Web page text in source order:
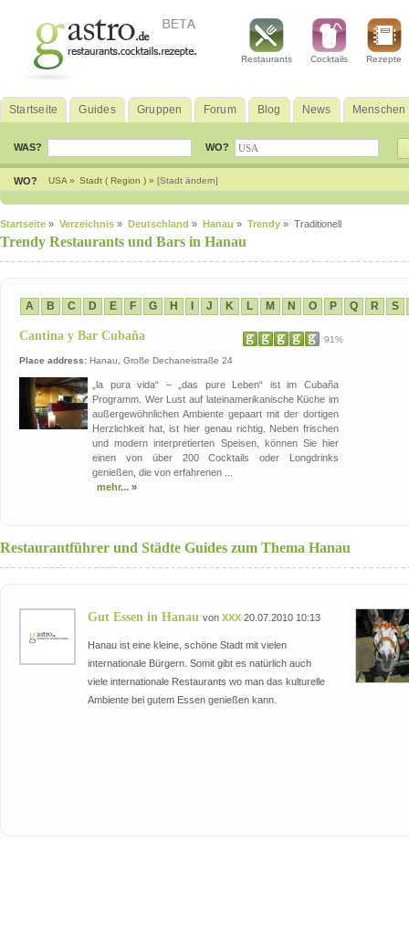
Restaurants Cocktails Rezepte
Startseite Guides Gruppen Forum Blog News Menschen
WAS? WO?
WO? USA » Stadt ( Region ) » [Stadt ändern]
Startseite » Verzeichnis » Deutschland » Hanau » Trendy » Traditionell
Trendy Restaurants und Bars in Hanau
A B C D E F G H J K L M N O P Q R S
Cantina y Bar Cubaña 91%
Place address: Hanau, Große Dechaneistraße 24
„la pura vida“ – „das pure Leben“ ist im Cubaña
Programm. Wer Lust auf lateinamerikanische Küche im
außergewöhnlichen Ambiente gepaart mit der dortigen
Herzlichkeit hat, ist hier genau richtig. Neben frischen
und modern interpretierten Speisen, können Sie hier
einen von über 200 Cocktails oder Longdrinks
genießen, die von erfahrenen ...
mehr... »
Restaurantführer und Städte Guides zum Thema Hanau
Gut Essen in Hanau von XXX 20.07.2010 10:13
Hanau ist eine kleine, schöne Stadt mit vielen
internationale Bürgern. Somit gibt es natürlich auch
viele internationale Restaurants wo man das kulturelle
Ambiente bei gutem Essen genießen kann.